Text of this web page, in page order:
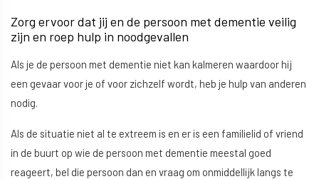
Zorg ervoor dat jij en de persoon met dementie veilig
zijn en roep hulp in noodgevallen
Als je de persoon met dementie niet kan kalmeren waardoor hij
een gevaar voor je of voor zichzelf wordt, heb je hulp van anderen
nodig.
Als de situatie niet al te extreem is en er is een familielid of vriend
in de buurt op wie de persoon met dementie meestal goed
reageert, bel die persoon dan en vraag om onmiddellijk langs te